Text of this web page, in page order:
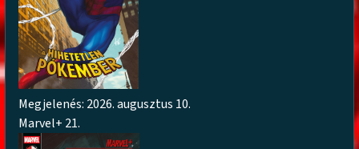
Megjelenés: 2026. augusztus 10.
Marvel+ 21.